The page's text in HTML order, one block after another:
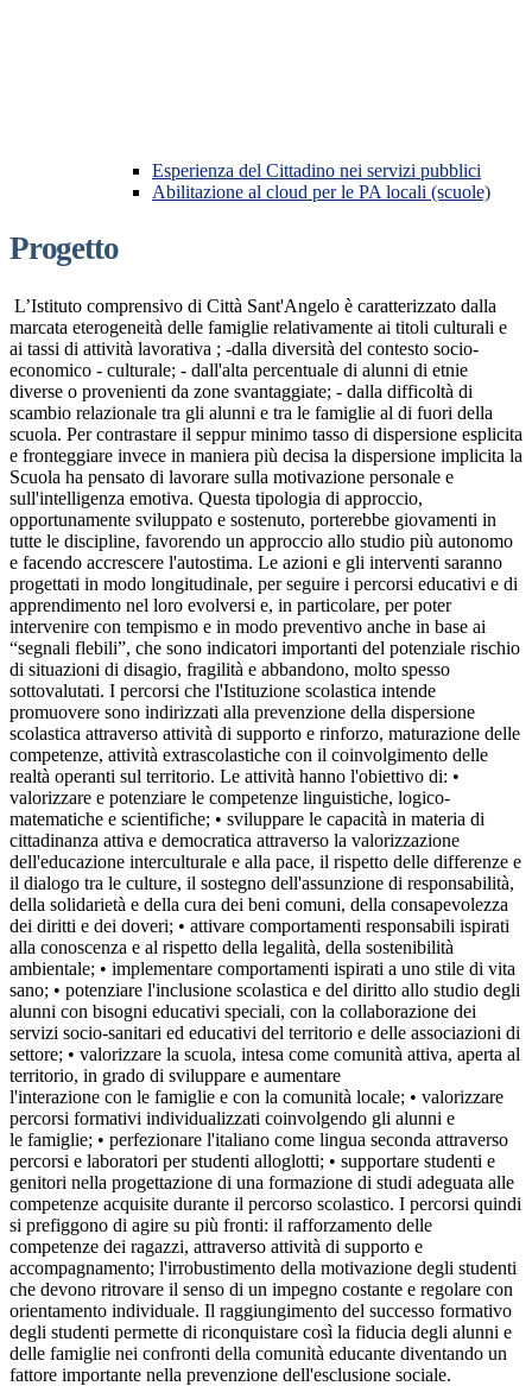
Esperienza del Cittadino nei servizi pubblici
Abilitazione al cloud per le PA locali (scuole)
Progetto
L’Istituto comprensivo di Città Sant'Angelo è caratterizzato dalla
marcata eterogeneità delle famiglie relativamente ai titoli culturali e
ai tassi di attività lavorativa ; -dalla diversità del contesto socio-
economico - culturale; - dall'alta percentuale di alunni di etnie
diverse o provenienti da zone svantaggiate; - dalla difficoltà di
scambio relazionale tra gli alunni e tra le famiglie al di fuori della
scuola. Per contrastare il seppur minimo tasso di dispersione esplicita
e fronteggiare invece in maniera più decisa la dispersione implicita la
Scuola ha pensato di lavorare sulla motivazione personale e
sull'intelligenza emotiva. Questa tipologia di approccio,
opportunamente sviluppato e sostenuto, porterebbe giovamenti in
tutte le discipline, favorendo un approccio allo studio più autonomo
e facendo accrescere l'autostima. Le azioni e gli interventi saranno
progettati in modo longitudinale, per seguire i percorsi educativi e di
apprendimento nel loro evolversi e, in particolare, per poter
intervenire con tempismo e in modo preventivo anche in base ai
“segnali flebili”, che sono indicatori importanti del potenziale rischio
di situazioni di disagio, fragilità e abbandono, molto spesso
sottovalutati. I percorsi che l'Istituzione scolastica intende
promuovere sono indirizzati alla prevenzione della dispersione
scolastica attraverso attività di supporto e rinforzo, maturazione delle
competenze, attività extrascolastiche con il coinvolgimento delle
realtà operanti sul territorio. Le attività hanno l'obiettivo di: •
valorizzare e potenziare le competenze linguistiche, logico-
matematiche e scientifiche; • sviluppare le capacità in materia di
cittadinanza attiva e democratica attraverso la valorizzazione
dell'educazione interculturale e alla pace, il rispetto delle differenze e
il dialogo tra le culture, il sostegno dell'assunzione di responsabilità,
della solidarietà e della cura dei beni comuni, della consapevolezza
dei diritti e dei doveri; • attivare comportamenti responsabili ispirati
alla conoscenza e al rispetto della legalità, della sostenibilità
ambientale; • implementare comportamenti ispirati a uno stile di vita
sano; • potenziare l'inclusione scolastica e del diritto allo studio degli
alunni con bisogni educativi speciali, con la collaborazione dei
servizi socio-sanitari ed educativi del territorio e delle associazioni di
settore; • valorizzare la scuola, intesa come comunità attiva, aperta al
territorio, in grado di sviluppare e aumentare
l'interazione con le famiglie e con la comunità locale; • valorizzare
percorsi formativi individualizzati coinvolgendo gli alunni e
le famiglie; • perfezionare l'italiano come lingua seconda attraverso
percorsi e laboratori per studenti alloglotti; • supportare studenti e
genitori nella progettazione di una formazione di studi adeguata alle
competenze acquisite durante il percorso scolastico. I percorsi quindi
si prefiggono di agire su più fronti: il rafforzamento delle
competenze dei ragazzi, attraverso attività di supporto e
accompagnamento; l'irrobustimento della motivazione degli studenti
che devono ritrovare il senso di un impegno costante e regolare con
orientamento individuale. Il raggiungimento del successo formativo
degli studenti permette di riconquistare così la fiducia degli alunni e
delle famiglie nei confronti della comunità educante diventando un
fattore importante nella prevenzione dell'esclusione sociale.